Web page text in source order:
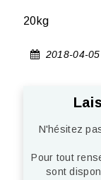
20kg
2018-04-05
N'hésitez
Pour tout
sont